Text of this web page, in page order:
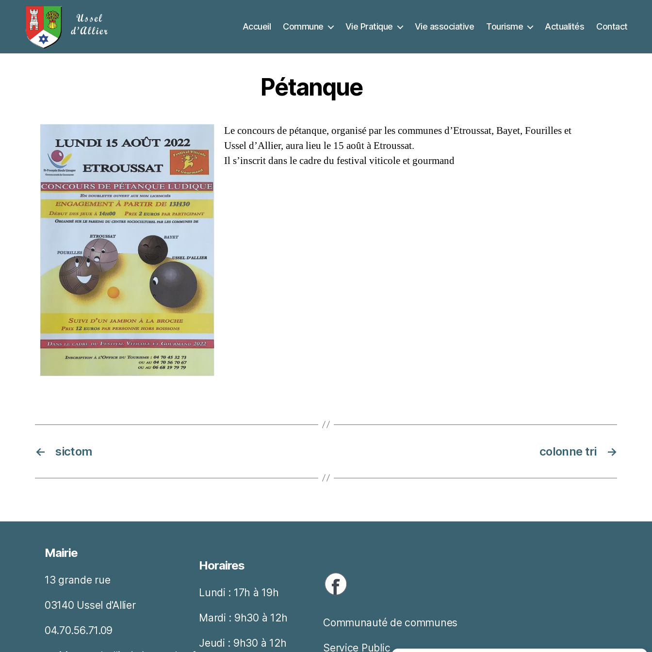
Accueil Commune Vie Pratique Vie associative Tourisme Actualités Contact
Pétanque
Le concours de pétanque, organisé par les communes d’Etroussat, Bayet, Fourilles et
Ussel d’Allier, aura lieu le 15 août à Etroussat.
Il s’inscrit dans le cadre du festival viticole et gourmand
← sictom →
colonne tri
Mairie
13 grande rue
03140 Ussel d'Allier
04.70.56.71.09
Horaires
Lundi : 17h à 19h
Mardi : 9h30 à 12h
Jeudi : 9h30 à 12h
Communauté de communes
Service Public